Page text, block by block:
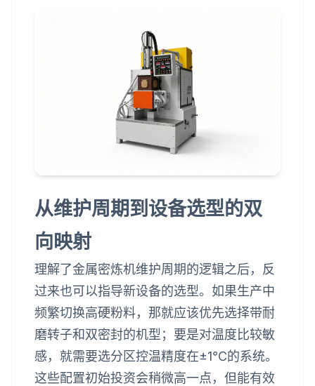
从维护周期到设备选型的双
向映射
理解了金属密炼机维护周期的逻辑之后，反
过来也可以指导新设备的选型。如果生产中
频繁切换高硬粉料，那就应该优先选择带耐
磨转子和双密封的机型；要是对温度比较敏
感，就需要选分区控温精度在±1℃的系统。
这些配置初始投资会稍微高一点，但能有效